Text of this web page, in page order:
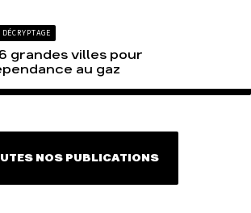
DÉCRYPTAGE
grandes villes pour
au gaz
NOS PUBLICATIONS